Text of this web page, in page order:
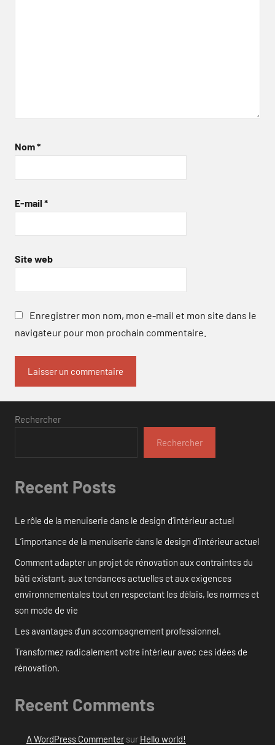
Nom*
E-mail *
Site web
Enregistrer mon nom, mon e-mail et mon site dans le
navigateur pour mon prochain commentaire.
Rechercher
Rechercher
Recent Posts
Le rôle de la menuiserie dans le design d’intérieur actuel
L’importance de la menuiserie dans le design d’intérieur actuel
Comment adapter un projet de rénovation aux contraintes du
bâti existant, aux tendances actuelles et aux exigences
environnementales tout en respectant les délais, les normes et
son mode de vie
Les avantages d’un accompagnement professionnel.
Transformez radicalement votre intérieur avec ces idées de
rénovation.
Recent Comments
A WordPress Commentersur Hello world!